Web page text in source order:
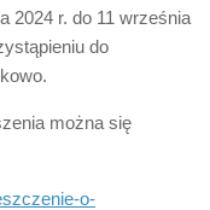
2024 r. do 11 września
do
można się
o-